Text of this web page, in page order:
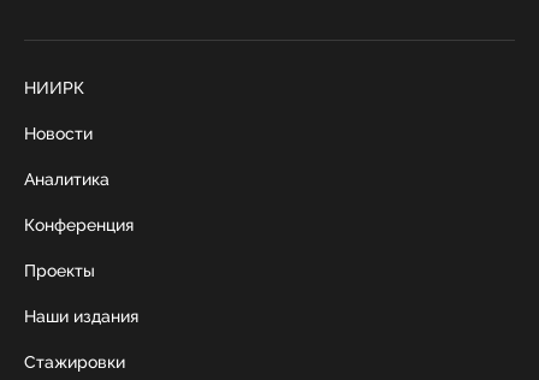
НИИРК
Новости
Аналитика
Конференция
Проекты
Наши издания
Стажировки